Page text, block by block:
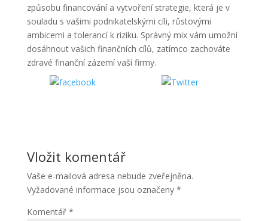
způsobu financování a vytvoření strategie, která je v
souladu s vašimi podnikatelskými cíli, růstovými
ambicemi a tolerancí k riziku. Správný mix vám umožní
dosáhnout vašich finančních cílů, zatímco zachováte
zdravé finanční zázemí vaší firmy.
Vložit komentář
Vaše e-mailová adresa nebude zveřejněna.
Vyžadované informace jsou označeny *
Komentář *